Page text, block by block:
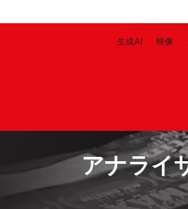
生成AI 映像
アナライ